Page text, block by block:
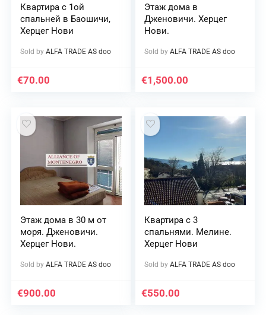
Квартира с 1ой
спальней в Баошичи,
Херцег Нови
Sold by ALFA TRADE AS doo
€70.00
Этаж дома в
Дженовичи. Херцег
Нови.
Sold by ALFA TRADE AS doo
€1,500.00
Этаж дома в 30 м от
моря. Дженовичи.
Херцег Нови.
Sold by ALFA TRADE AS doo
€900.00
Квартира с 3
спальнями. Мелине.
Херцег Нови
Sold by ALFA TRADE AS doo
€550.00